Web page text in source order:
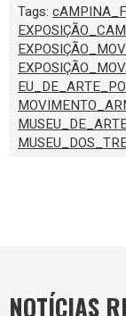
Tags:
NOTÍCIAS